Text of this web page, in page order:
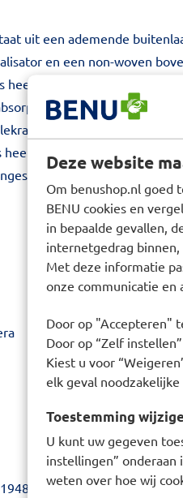
Deze website
Om benushop.nl goed
BENU cookies en
in bepaalde gevallen,
internetgedrag
Met deze informatie
onze communicatie en
Door op "Accepteren"
Door op “Zelf
Kiest u voor
elk geval noodzakelijke
Toestemming
U kunt uw gegeven
instellingen” onderaan
weten over hoe wij
uit een ademende
en een non-woven
een lage taille en is
heeft curly fibers,
beschermen tegen
een lage taille en is
worden. De pants is
1: 844ml